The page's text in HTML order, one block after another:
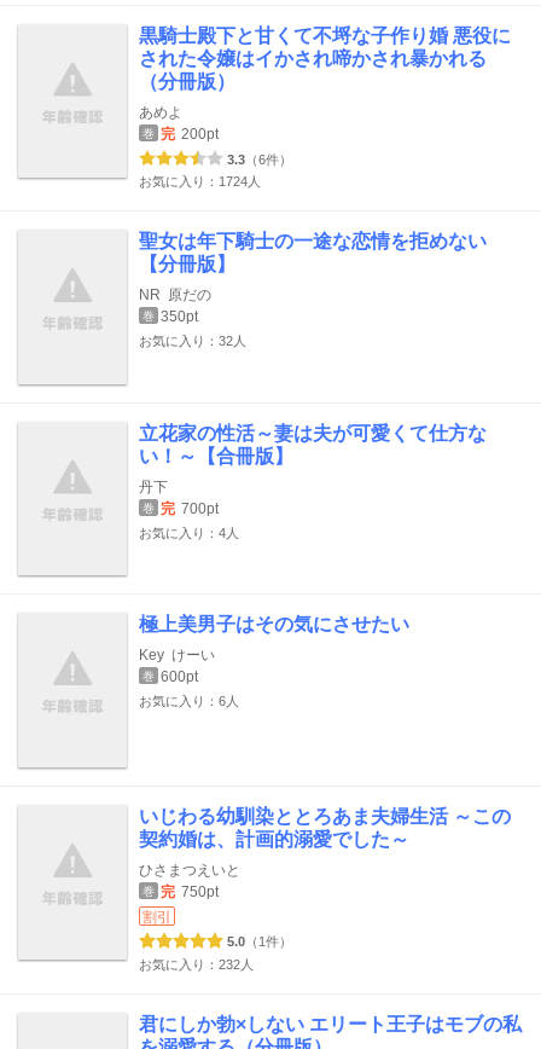
黒騎士殿下と甘くて不埒な子作り婚 悪役に
された令嬢はイかされ啼かされ暴かれる
（分冊版）
あめよ
巻 完 200pt
3.3 （6件）
お気に入り：1724人
聖女は年下騎士の一途な恋情を拒めない
【分冊版】
NR 原だの
巻 350pt
お気に入り：32人
立花家の性活～妻は夫が可愛くて仕方な
い！～【合冊版】
丹下
巻 完 700pt
お気に入り：4人
極上美男子はその気にさせたい
Key けーい
巻 600pt
お気に入り：6人
いじわる幼馴染ととろあま夫婦生活 ～この
契約婚は、計画的溺愛でした～
ひさまつえいと
巻 完 750pt
割引
5.0 （1件）
お気に入り：232人
君にしか勃×しない エリート王子はモブの私